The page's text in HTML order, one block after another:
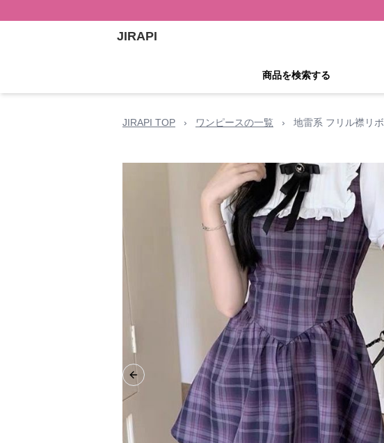
JIRAPI
商品を検索する
JIRAPI TOP › ワンピースの一覧 › 地雷系 フリル襟リ
Previous slide